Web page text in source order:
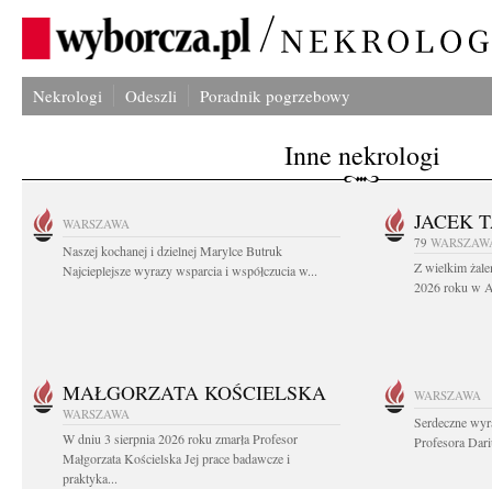
Nekrologi Odeszli Poradnik pogrzebowy
Inne nekrologi
WARSZAWA
Naszej kochanej i dzielnej Marylce Butruk
Najcieplejsze wyrazy wsparcia i współczucia w...
JACEK
79
Z wielkim
2026 roku w
MAŁGORZATA KOŚCIELSKA
WARSZAWA
W dniu 3 sierpnia 2026 roku zmarła Profesor
Małgorzata Kościelska Jej prace badawcze i
praktyka...
WARSZAWA
Serdeczne
Profesora